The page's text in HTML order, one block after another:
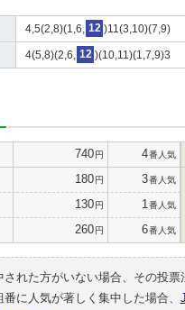
4,5(2,8)(1,6, 12 )11(3,10)(7,9)
4(5,8)(2,6, 12 )(10,11)(1,7,9)3
740円 4番人気
180円 3番人気
130円 1 番人気
260円 6番人気
された方がいない場合、その投
に人気が著しく集中した場合、